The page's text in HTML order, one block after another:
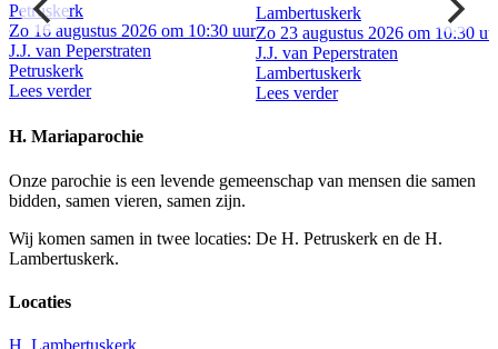
Petruskerk
Zo 16 augustus 2026 om 10:30 uur
J.J. van Peperstraten
Petruskerk
Lees verder
Lambertuskerk
Zo 23 augustus 2026 om 10:30
J.J. van Peperstraten
Lambertuskerk
Lees verder
H. Mariaparochie
Onze parochie is een levende gemeenschap van mensen die samen
bidden, samen vieren, samen zijn.
Wij komen samen in twee locaties: De H. Petruskerk en de H.
Lambertuskerk.
Locaties